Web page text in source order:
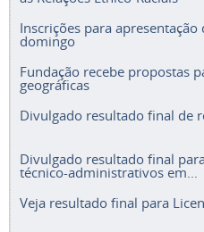
Inscrições para
domingo
Fundação recebe propostas
geográficas
Divulgado resultado final de
Divulgado resultado final
técnico-administrativos em...
Veja resultado final para